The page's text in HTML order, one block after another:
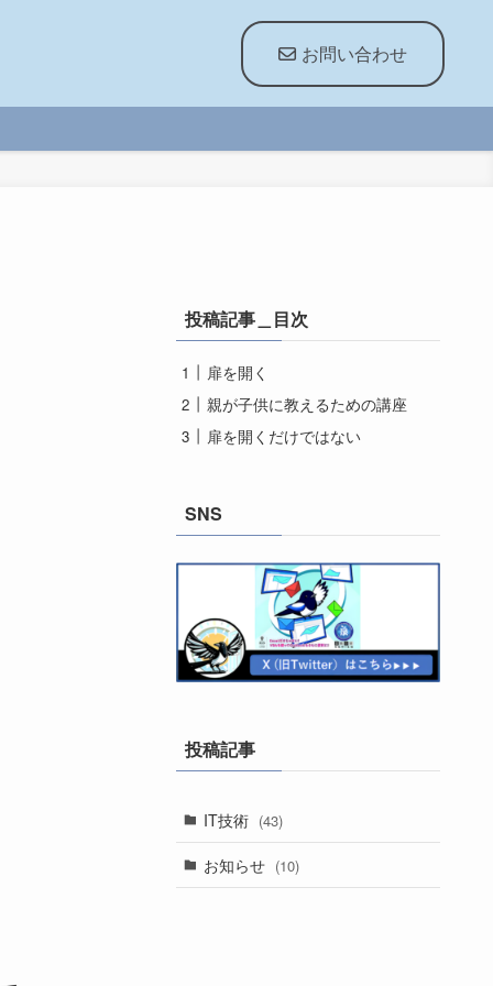
お問い合わせ
投稿記事＿目次
扉を開く
親が子供に教えるための講座
扉を開くだけではない
SNS
投稿記事
IT技術 (43)
お知らせ (10)